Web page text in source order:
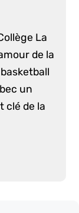
La
de la
un
clé de la